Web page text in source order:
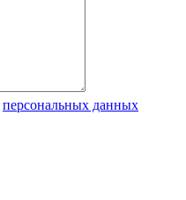
персональных данных